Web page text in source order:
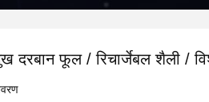
दरबान फूल / रिचार्जेबल शैली /